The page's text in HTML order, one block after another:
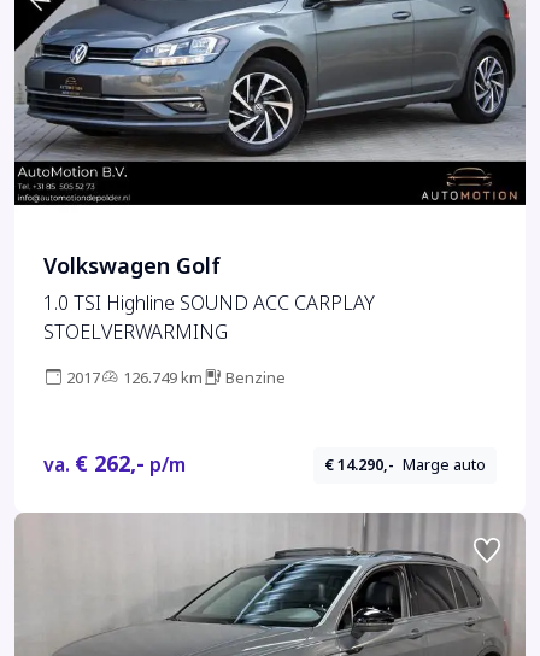
Volkswagen Golf
1.0 TSI Highline SOUND ACC CARPLAY
STOELVERWARMING
2017 126.749 km Benzine
va. € 262,- p/m € 14.290,- Marge auto